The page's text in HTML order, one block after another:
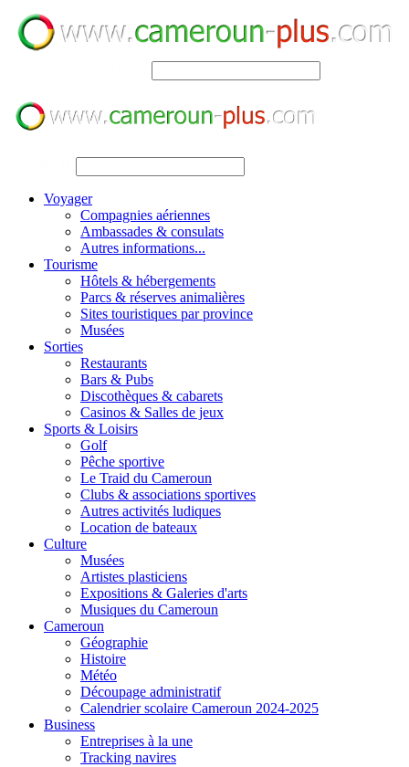
Voyager
Compagnies aériennes
Ambassades & consulats
Autres informations...
Tourisme
Hôtels & hébergements
Parcs & réserves animalières
Sites touristiques par province
Musées
Sorties
Restaurants
Bars & Pubs
Discothèques & cabarets
Casinos & Salles de jeux
Sports & Loisirs
Golf
Pêche sportive
Le Traid du Cameroun
Clubs & associations sportives
Autres activités ludiques
Location de bateaux
Culture
Musées
Artistes plasticiens
Expositions & Galeries d'arts
Musiques du Cameroun
Cameroun
Géographie
Histoire
Météo
Découpage administratif
Calendrier scolaire Cameroun 2024-2025
Business
Entreprises à la une
Tracking navires